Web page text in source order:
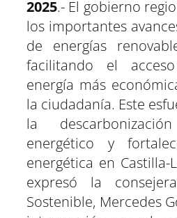
i
r
e
n
e
r
)
i
r
e
n
k i
r
e
n
p
2025.- El gobierno
los importantes
de energías
facilitando el
energía más
la ciudadanía. Este
la
energético y
energética en Castilla-
expresó la
Sostenible, Mercedes